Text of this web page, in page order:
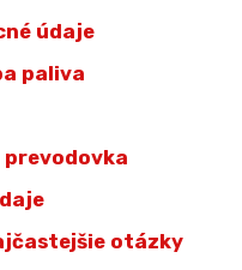
údaje
paliva
prevodovka
otázky